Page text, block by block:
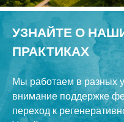
УЗНАЙТЕ О
ПРАКТИКАХ
Мы работаем в разных
внимание поддержке
переход к